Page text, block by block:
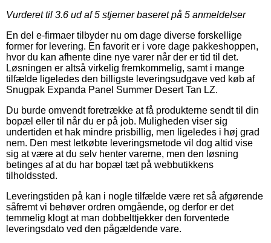
Vurderet til 3.6 ud af 5 stjerner baseret på 5 anmeldelser
En del e-firmaer tilbyder nu om dage diverse forskellige
former for levering. En favorit er i vore dage pakkeshoppen,
hvor du kan afhente dine nye varer når der er tid til det.
Løsningen er altså virkelig fremkommelig, samt i mange
tilfælde ligeledes den billigste leveringsudgave ved køb af
Snugpak Expanda Panel Summer Desert Tan LZ.
Du burde omvendt foretrække at få produkterne sendt til din
bopæl eller til når du er på job. Muligheden viser sig
undertiden et hak mindre prisbillig, men ligeledes i høj grad
nem. Den mest letkøbte leveringsmetode vil dog altid vise
sig at være at du selv henter varerne, men den løsning
betinges af at du har bopæl tæt på webbutikkens
tilholdssted.
Leveringstiden på kan i nogle tilfælde være ret så afgørende
såfremt vi behøver ordren omgående, og derfor er det
temmelig klogt at man dobbelttjekker den forventede
leveringsdato ved den pågældende vare.